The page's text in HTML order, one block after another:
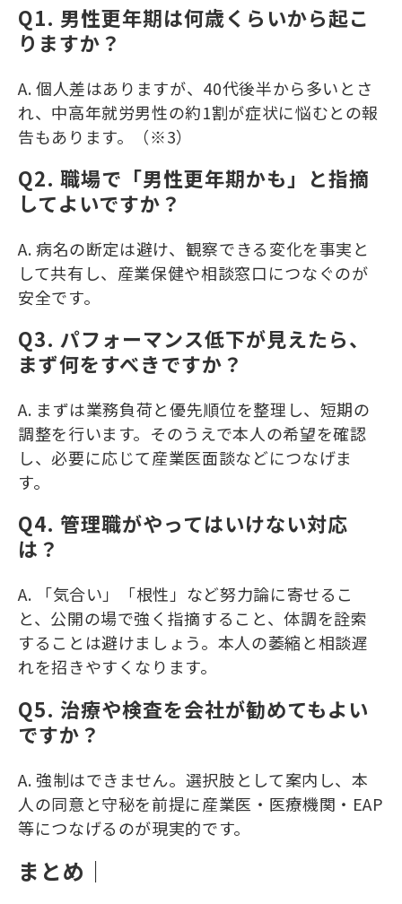
Q1. 男性更年期は何歳くらいから起こ
りますか？
A. 個人差はありますが、40代後半から多いとさ
れ、中高年就労男性の約1割が症状に悩むとの報
告もあります。（※3）
Q2. 職場で「男性更年期かも」と指摘
してよいですか？
A. 病名の断定は避け、観察できる変化を事実と
して共有し、産業保健や相談窓口につなぐのが
安全です。
Q3. パフォーマンス低下が見えたら、
まず何をすべきですか？
A. まずは業務負荷と優先順位を整理し、短期の
調整を行います。そのうえで本人の希望を確認
し、必要に応じて産業医面談などにつなげま
す。
Q4. 管理職がやってはいけない対応
は？
A. 「気合い」「根性」など努力論に寄せるこ
と、公開の場で強く指摘すること、体調を詮索
することは避けましょう。本人の萎縮と相談遅
れを招きやすくなります。
Q5. 治療や検査を会社が勧めてもよい
ですか？
A. 強制はできません。選択肢として案内し、本
人の同意と守秘を前提に産業医・医療機関・EAP
等につなげるのが現実的です。
まとめ｜